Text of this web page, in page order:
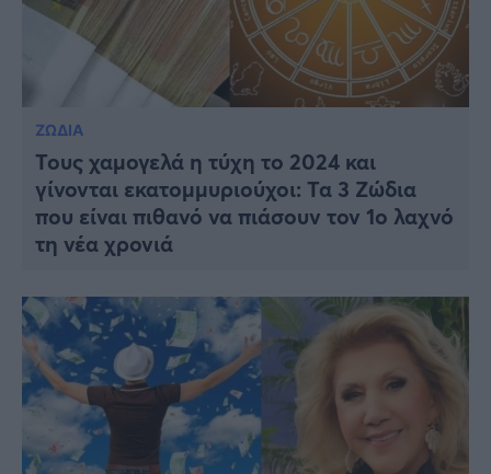
ΖΩΔΙΑ
Τους χαμογελά η τύχη το 2024 και
γίνονται εκατομμυριούχοι: Τα 3 Ζώδια
που είναι πιθανό να πιάσουν τον 1ο λαχνό
τη νέα χρονιά